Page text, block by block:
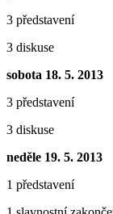
3 představení
3 diskuse
sobota 18. 5. 2013
3 představení
3 diskuse
neděle 19. 5. 2013
1 představení